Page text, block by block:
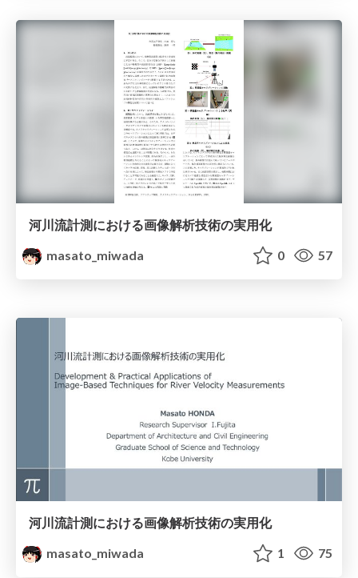
河川流計測における画像解析技術の実用化
masato_miwada
0 57
河川流計測における画像解析技術の実用化
masato_miwada
1 75